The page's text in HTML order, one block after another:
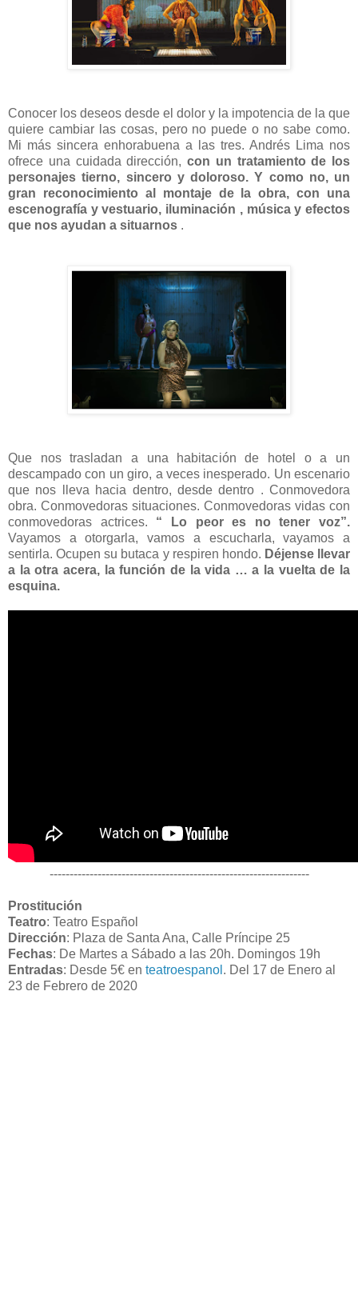
Conocer los deseos desde el dolor y la impotencia de la que
quiere cambiar las cosas, pero no puede o no sabe como.
Mi más sincera enhorabuena a las tres. Andrés Lima nos
ofrece una cuidada dirección, con un tratamiento de los
personajes tierno, sincero y doloroso. Y como no, un
gran reconocimiento al montaje de la obra, con una
escenografía y vestuario, iluminación , música y efectos
que nos ayudan a situarnos .
Que nos trasladan a una habitación de hotel o a un
descampado con un giro, a veces inesperado. Un escenario
que nos lleva hacia dentro, desde dentro . Conmovedora
obra. Conmovedoras situaciones. Conmovedoras vidas con
conmovedoras actrices. “ Lo peor es no tener voz”.
Vayamos a otorgarla, vamos a escucharla, vayamos a
sentirla. Ocupen su butaca y respiren hondo. Déjense llevar
a la otra acera, la función de la vida … a la vuelta de la
esquina.
-----------------------------------------------------------------
Prostitución
Teatro: Teatro Español
Dirección: Plaza de Santa Ana, Calle Príncipe 25
Fechas: De Martes a Sábado a las 20h. Domingos 19h
Entradas: Desde 5€ en teatroespanol . Del 17 de Enero al
23 de Febrero de 2020